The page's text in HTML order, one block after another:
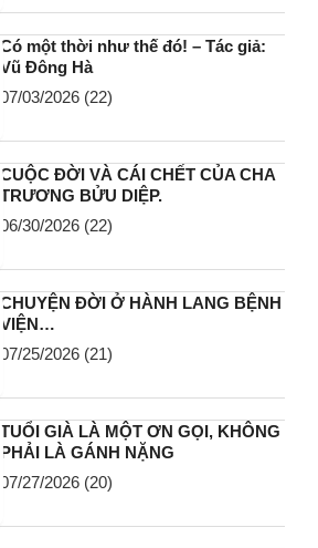
Có một thời như thế đó! – Tác giả:
Vũ Đông Hà
07/03/2026 (22)
CUỘC ĐỜI VÀ CÁI CHẾT CỦA CHA
TRƯƠNG BỬU DIỆP.
06/30/2026 (22)
CHUYỆN ĐỜI Ở HÀNH LANG BỆNH
VIỆN…
07/25/2026 (21)
TUỔI GIÀ LÀ MỘT ƠN GỌI, KHÔNG
PHẢI LÀ GÁNH NẶNG
07/27/2026 (20)